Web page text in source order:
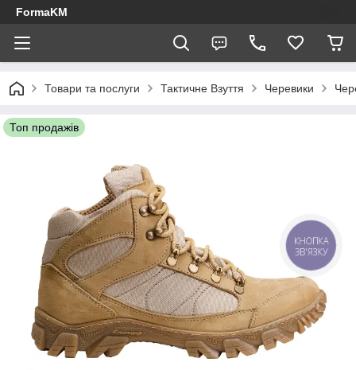
FormaKM
Товари та послуги Тактичне Взуття Черевики
Топ продажів
КНОПКА
ЗВ'ЯЗКУ